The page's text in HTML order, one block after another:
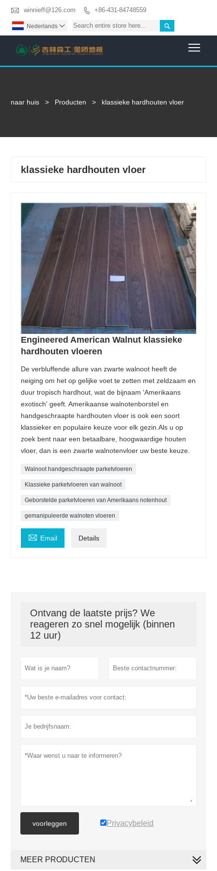
 winnieff@126.com  +86-431-84748559

Nederlands 
naar huis > Producten > klassieke hardhouten vloer
klassieke hardhouten vloer
Engineered American Walnut klassieke
hardhouten vloeren
De verbluffende allure van zwarte walnoot heeft de
neiging om het op gelijke voet te zetten met zeldzaam en
duur tropisch hardhout, wat de bijnaam 'Amerikaans
exotisch' geeft. Amerikaanse walnotenborstel en
handgeschraapte hardhouten vloer is ook een soort
klassieker en populaire keuze voor elk gezin.Als u op
zoek bent naar een betaalbare, hoogwaardige houten
vloer, dan is een zwarte walnotenvloer uw beste keuze.
Walnoot handgeschraapte parketvloeren
Klassieke parketvloeren van walnoot
Geborstelde parketvloeren van Amerikaans notenhout
gemanipuleerde walnoten vloeren
 Email Details
Ontvang de laatste prijs? We
reageren zo snel mogelijk (binnen
12 uur)
voorleggen Privacybeleid
MEER PRODUCTEN